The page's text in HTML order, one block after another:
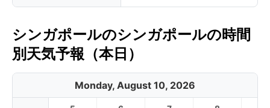
シンガポールのシンガポールの時間
別天気予報（本日）
Monday, August 10, 2026